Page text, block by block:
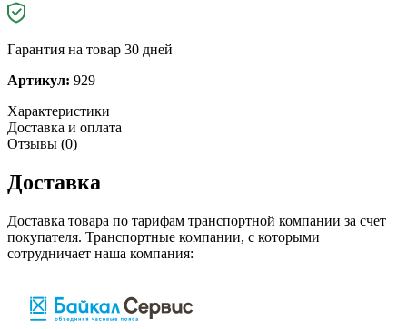
Гарантия на товар 30 дней
Артикул: 929
Характеристики
Доставка и оплата
Отзывы (0)
Доставка
Доставка товара по тарифам транспортной компании за счет
покупателя. Транспортные компании, с которыми
сотрудничает наша компания: